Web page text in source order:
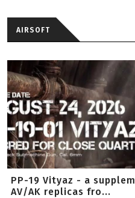
AIRSOFT
PP-19 Vityaz - a
AV/AK replicas fro...